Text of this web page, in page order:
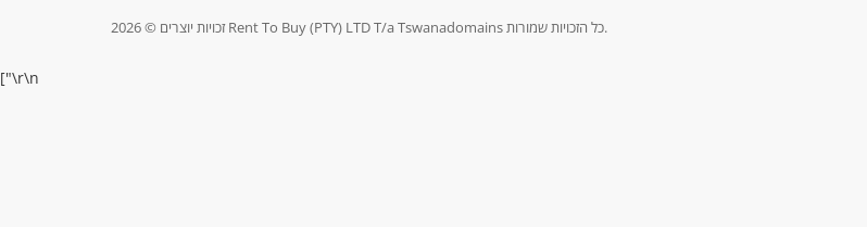
זכויות יוצרים © 2026 Rent To Buy (PTY) LTD T/a Tswanadomains כל הזכויות שמורות.
["\r\n